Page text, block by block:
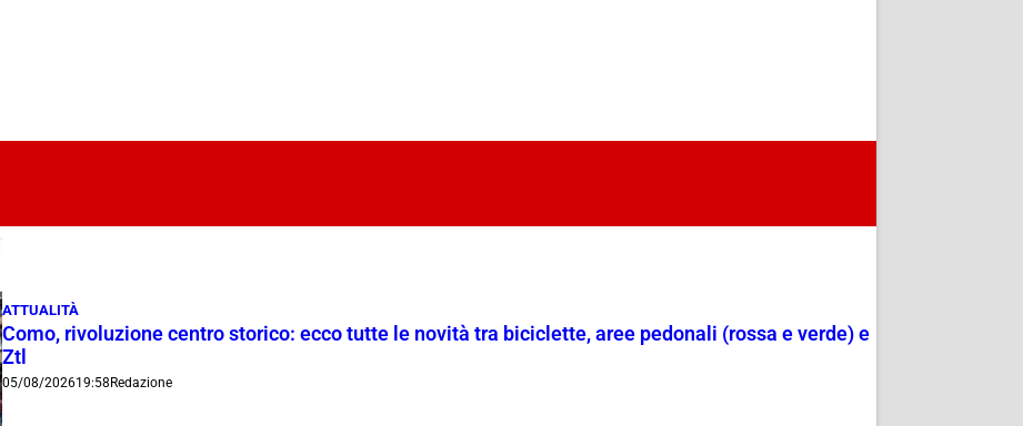
ATTUALITÀ
Como, rivoluzione centro storico: ecco tutte le novità tra biciclette, aree pedonali (rossa e verde) e
Ztl
05/08/202619:58Redazione